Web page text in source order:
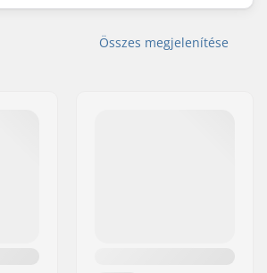
Összes megjelenítése